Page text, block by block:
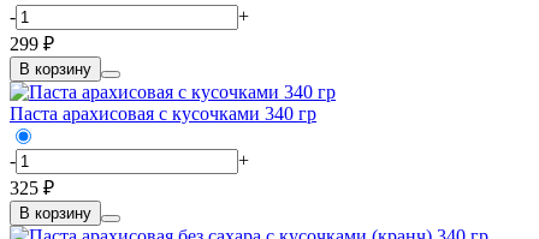
-
+
299 ₽
В корзину
Паста арахисовая с кусочками 340 гр
-
+
325 ₽
В корзину